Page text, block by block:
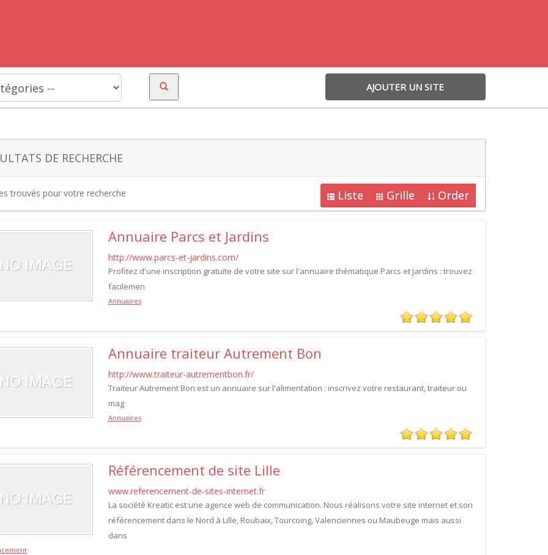
AJOUTER UN SITE
DE RECHERCHE
trouvés pour votre recherche Liste Grille Order
Annuaire Parcs et Jardins
http://www.parcs-et-jardins.com/
Profitez d'une inscription gratuite de votre site sur l'annuaire thématique Parcs et Jardins : trouvez
facilemen
Annuaires
Annuaire traiteur Autrement Bon
http://www.traiteur-autrementbon.fr/
Traiteur Autrement Bon est un annuaire sur l'alimentation : inscrivez votre restaurant, traiteur ou
mag
Annuaires
Référencement de site Lille
www.referencement-de-sites-internet.fr
La société Kreatic est une agence web de communication. Nous réalisons votre site internet et son
référencement dans le Nord à Lille, Roubaix, Tourcoing, Valenciennes ou Maubeuge mais aussi
dans